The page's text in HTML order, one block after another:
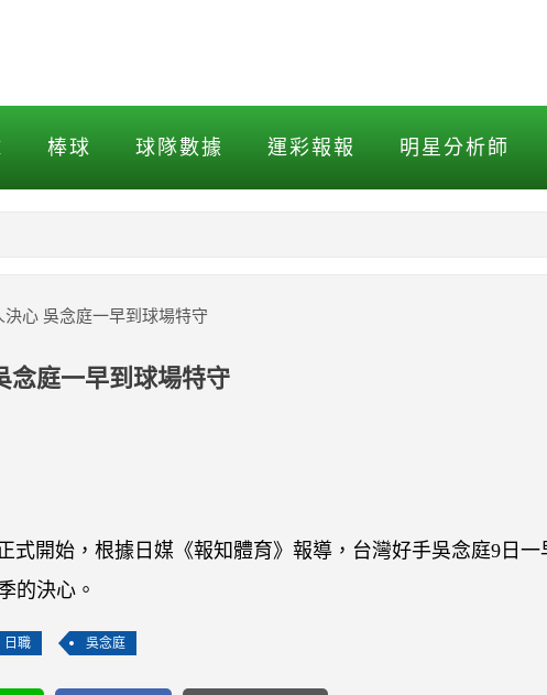
庭一早到球場特守
棒球 球隊數據 運彩報報 明星分析師
決心 吳念庭一早到球場特守
念庭一早到球場特守
式開始，根據日媒《報知體育》報導，台灣好手吳念庭9日一
的決心。
日職 吳念庭